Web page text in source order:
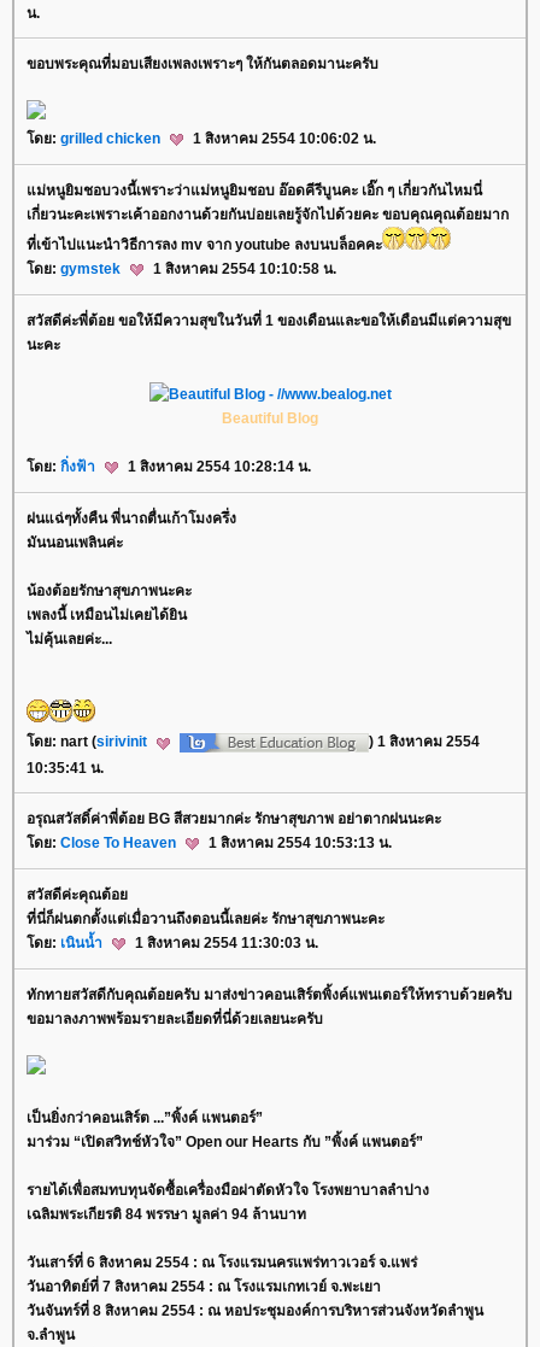
น.
ขอบพระคุณที่มอบเสียงเพลงเพราะๆ ให้กันตลอดมานะครับ
ดย: grilled chicken 1 สิงหาคม 2554 10:06:02 น.
ม่หนูยิมชอบวงนี้เพราะว่าแม่หนูยิมชอบ อ๊อดคีรีบูนคะ เอิ๊ก ๆ เกี่ยวกันไหมนี่
เกี่ยวนะคะเพราะเค้าออกงานด้วยกันบ่อยเลยรู้จักไปด้วยคะ ขอบคุณคุณต้อยมาก
ที่เข้าไปแนะนำวิธีการลง mv จาก youtube ลงบนบล็อคคะ
ดย: gymstek 1 สิงหาคม 2554 10:10:58 น.
สวัสดีค่ะพี่ต้อย ขอให้มีความสุขในวันที่ 1 ของเดือนและขอให้เดือนมีแต่ความสุข
นะคะ
Beautiful Blog
ดย: กิ่งฟ้า 1 สิงหาคม 2554 10:28:14 น.
ฝนแฉ่ๆทั้งคืน พี่นาถตื่นเก้าโมงครึ่ง
มันนอนเพลินค่ะ
น้องต้อยรักษาสุขภาพนะคะ
เพลงนี้ เหมือนไม่เคยได้ยิน
ไม่คุ้นเลยค่ะ...
ดย: nart (sirivinit
) 1 สิงหาคม 2554
10:35:41 น.
อรุณสวัสดิ์ค่าพี่ต้อย BG สีสวยมากค่ะ รักษาสุขภาพ อย่าตากฝนนะคะ
ดย: Close To Heaven 1 สิงหาคม 2554 10:53:13 น.
สวัสดีค่ะคุณต้อ
ที่นี่ก็ฝนตกตั้งแต่เมื่อวานถึงตอนนี้เลยค่ะ รักษาสุขภาพนะคะ
ดย: เนินน้ำ 1 สิงหาคม 2554 11:30:03 น.
ทักทายสวัสดีกับคุณต้อยครับ มาส่งข่าวคอนเสิร์ตพิ้งค์แพนเตอร์ให้ทราบด้วยครับ
ขอมาลงภาพพร้อมรายละเอียดที่นี่ด้วยเลยนะครับ
เป็นยิ่งกว่าคอนเสิร์ต ...”พิ้งค์ แพนตอร์”
มาร่วม “เปิดสวิทช์หัวใจ” Open our Hearts กับ ”พิ้งค์ แพนตอร์”
รายได้เพื่อสมทบทุนจัดซื้อเครื่องมือผ่าตัดหัวใจ โรงพยาบาลลำปาง
เฉลิมพระเกียรติ 84 พรรษา มูลค่า 94 ล้านบาท
วันเสาร์ที่ 6 สิงหาคม 2554 : ณ โรงแรมนครแพร่ทาวเวอร์ จ.แพร่
วันอาทิตย์ที่ 7 สิงหาคม 2554 : ณ โรงแรมเกทเวย์ จ.พะเยา
วันจันทร์ที่ 8 สิงหาคม 2554 : ณ หอประชุมองค์การบริหารส่วนจังหวัดลำพูน
จ.ลำพูน